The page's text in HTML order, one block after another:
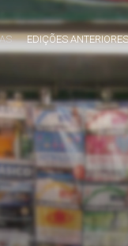
EDIÇÕES ANTERIORES